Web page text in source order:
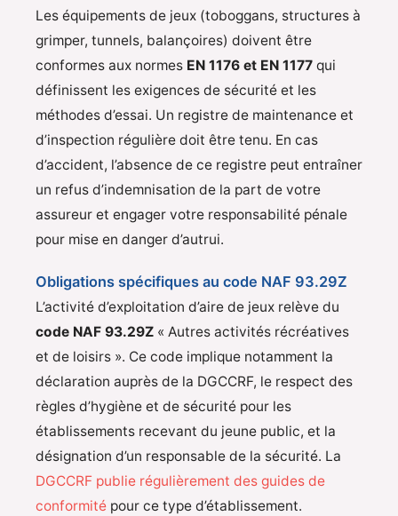
Les équipements de jeux (toboggans, structures à
grimper, tunnels, balançoires) doivent être
conformes aux normes EN 1176 et EN 1177 qui
définissent les exigences de sécurité et les
méthodes d’essai. Un registre de maintenance et
d’inspection régulière doit être tenu. En cas
d’accident, l’absence de ce registre peut entraîner
un refus d’indemnisation de la part de votre
assureur et engager votre responsabilité pénale
pour mise en danger d’autrui.
Obligations spécifiques au code NAF 93.29Z
L’activité d’exploitation d’aire de jeux relève du
code NAF 93.29Z « Autres activités récréatives
et de loisirs ». Ce code implique notamment la
déclaration auprès de la DGCCRF, le respect des
règles d’hygiène et de sécurité pour les
établissements recevant du jeune public, et la
désignation d’un responsable de la sécurité. La
DGCCRF publie régulièrement des guides de
conformité pour ce type d’établissement.